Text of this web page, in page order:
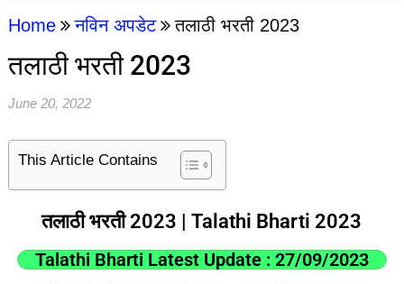
Home नविन अपडेट तलाठी भरती 2023
तलाठी भरती 2023
June 20, 2022
This Article Contains
तलाठी भरती 2023 | Talathi Bharti 2023
Talathi Bharti Latest Update : 27/09/2023